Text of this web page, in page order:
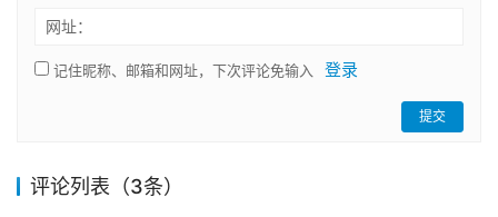
网址：
记住昵称、邮箱和网址，下次评论免输入 登录
提交
评论列表（3条）